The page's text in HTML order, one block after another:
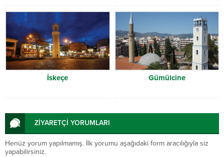
İskeçe Gümülcine
ZİYARETÇİ YORUMLARI
Henüz yorum yapılmamış. İlk yorumu aşağıdaki form aracılığıyla siz
yapabilirsiniz.